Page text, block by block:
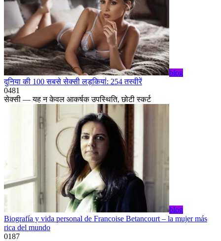
blog
दुनिया की 100 सबसे सेक्सी लड़कियां: 254 तस्वीरें
0481
सेक्सी — यह न केवल आकर्षक उपस्थिति, छोटी स्कर्ट
blog
Biografía y vida personal de Francoise Betancourt – la mujer más
rica del mundo
0187